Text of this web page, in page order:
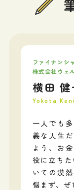
ファイナンシ
株式会社ウェ
横田 健
Yokota
一人でも
義な人生
よう、お
役に立ち
いての漠
悩まず、ぜ